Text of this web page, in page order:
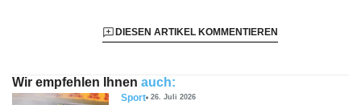
DIESEN ARTIKEL KOMMENTIEREN
Wir empfehlen Ihnen auch:
Sport 26. Juli 2026